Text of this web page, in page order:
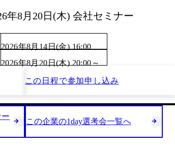
年8月20日(木) 会社セミナー
2026年8月14日(金) 16:00
2026年8月20日(木) 20:00～
この日程で参加申し込み
この企業の1day選考会一覧へ